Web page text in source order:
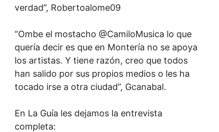
verdad”, Robertoalome09
“Ombe el mostacho @CamiloMusica lo que
quería decir es que en Montería no se apoya
los artistas. Y tiene razón, creo que todos
han salido por sus propios medios o les ha
tocado irse a otra ciudad”, Gcanabal.
En La Guía les dejamos la entrevista
completa: